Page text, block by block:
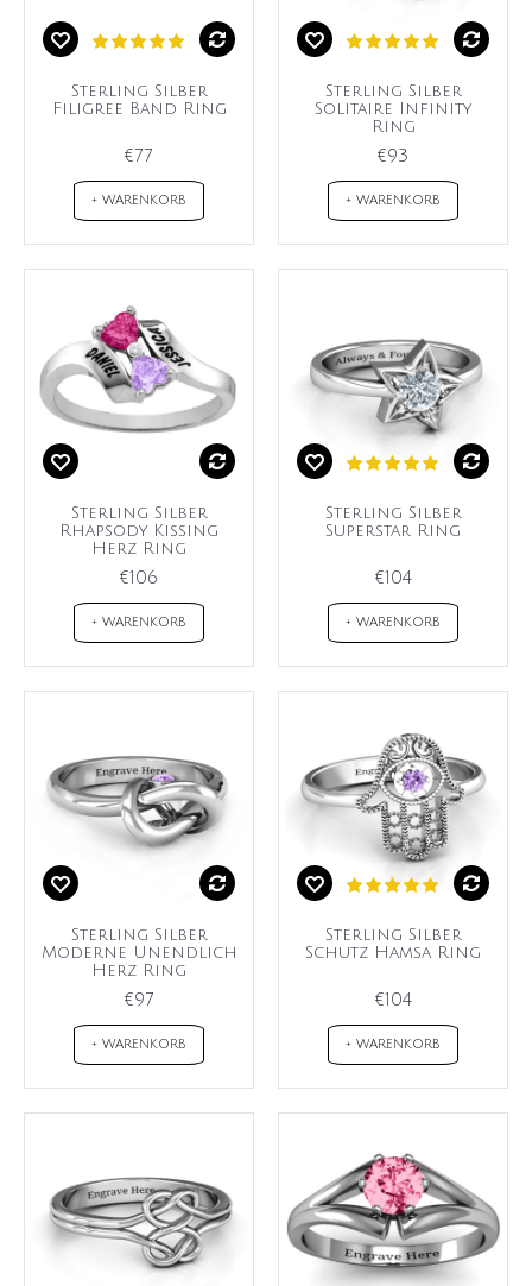
Sterling Silber
Filigree Band Ring
€77
+ WARENKORB
Sterling Silber
Solitaire Infinity
Ring
€93
+ WARENKORB
Sterling Silber
Rhapsody Kissing
Herz Ring
€106
+ WARENKORB
Sterling Silber
Superstar Ring
€104
+ WARENKORB
Sterling Silber
Moderne Unendlich
Herz Ring
€97
+ WARENKORB
Sterling Silber
Schutz Hamsa Ring
€104
+ WARENKORB